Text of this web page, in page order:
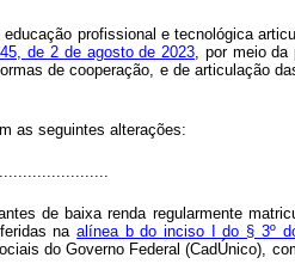
profissional e tecnológica
de 2 de agosto de 2023, por meio da
de cooperação, e de articulação
as seguintes alterações:
de baixa renda regularmente
naalínea b do inciso I do § 3º
do Governo Federal (CadÚnico),